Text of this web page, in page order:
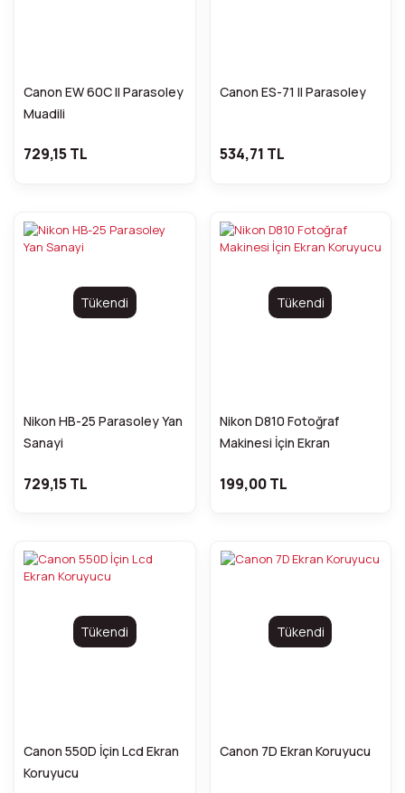
Canon EW 60C II Parasoley
Muadili
729,15 TL
Canon ES-71 II Parasoley
534,71 TL
Tükendi
Nikon HB-25 Parasoley Yan
Sanayi
729,15 TL
Tükendi
Nikon D810 Fotoğraf
Makinesi İçin Ekran
199,00 TL
Tükendi
Canon 550D İçin Lcd Ekran
Koruyucu
Tükendi
Canon 7D Ekran Koruyucu